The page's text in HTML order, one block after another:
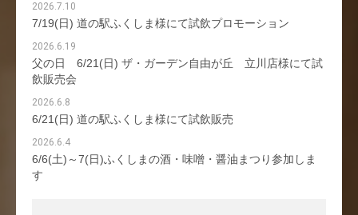
2026.7.10
7/19(日) 道の駅ふくしま様にて試飲プロモーション
2026.6.19
父の日 6/21(日) ザ・ガーデン自由が丘 立川店様にて試
飲販売会
2026.6.8
6/21(日) 道の駅ふくしま様にて試飲販売
2026.6.4
6/6(土)～7(日)ふくしまの酒・味噌・醤油まつり参加しま
す